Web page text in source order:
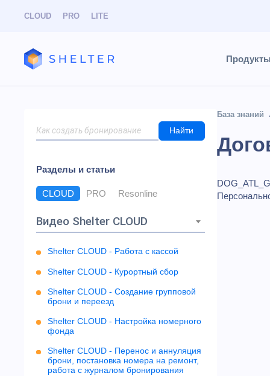
CLOUD PRO LITE
Найти
Разделы и статьи
CLOUD PRO Resonline
Видео Shelter CLOUD
Shelter CLOUD - Работа с кассой
Shelter CLOUD - Курортный сбор
Shelter CLOUD - Создание групповой
брони и переезд
Shelter CLOUD - Настройка номерного
фонда
Shelter CLOUD - Перенос и аннуляция
брони, постановка номера на ремонт,
работа с журналом бронирования
База знаний